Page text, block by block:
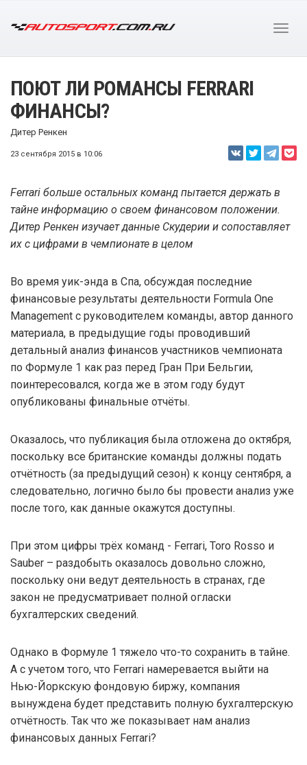
ПОЮТ ЛИ РОМАНСЫ FERRARI
ФИНАНСЫ?
Дитер Ренкен
23 сентября 2015 в 10:06
Ferrari больше остальных команд пытается держать в
тайне информацию о своем финансовом положении.
Дитер Ренкен изучает данные Скудерии и сопоставляет
их с цифрами в чемпионате в целом
Во время уик-энда в Спа, обсуждая последние
финансовые результаты деятельности Formula One
Management с руководителем команды, автор данного
материала, в предыдущие годы проводивший
детальный анализ финансов участников чемпионата
по Формуле 1 как раз перед Гран При Бельгии,
поинтересовался, когда же в этом году будут
опубликованы финальные отчёты.
Оказалось, что публикация была отложена до октября,
поскольку все британские команды должны подать
отчётность (за предыдущий сезон) к концу сентября, а
следовательно, логично было бы провести анализ уже
после того, как данные окажутся доступны.
При этом цифры трёх команд - Ferrari, Toro Rosso и
Sauber – раздобыть оказалось довольно сложно,
поскольку они ведут деятельность в странах, где
закон не предусматривает полной огласки
бухгалтерских сведений.
Однако в Формуле 1 тяжело что-то сохранить в тайне.
А с учетом того, что Ferrari намеревается выйти на
Нью-Йоркскую фондовую биржу, компания
вынуждена будет представить полную бухгалтерскую
отчётность. Так что же показывает нам анализ
финансовых данных Ferrari?